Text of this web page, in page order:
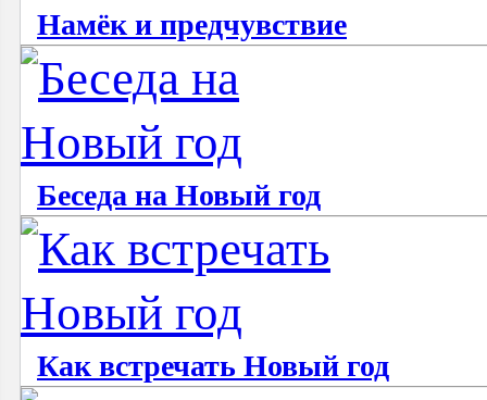
Намёк и предчувствие
Беседа на Новый год
Как встречать Новый год